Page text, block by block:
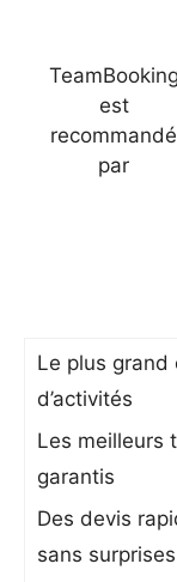
TeamBooking
est
recommandé
par
Le plus grand
d’activités
Les meilleurs
garantis
Des devis
sans surprises